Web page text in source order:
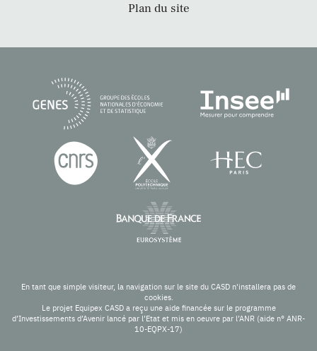
Plan du site
En tant que simple visiteur, la navigation sur le site du CASD n'installera pas de
cookies.
Le projet Equipex CASD a reçu une aide financée sur le programme
d’Investissements d’Avenir lancé par l’Etat et mis en oeuvre par l’ANR (aide n° ANR-
10-EQPX-17)